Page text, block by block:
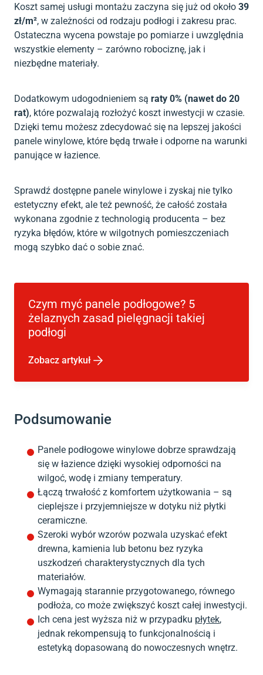
Koszt samej usługi montażu zaczyna się już od około 39
zł/m², w zależności od rodzaju podłogi i zakresu prac.
Ostateczna wycena powstaje po pomiarze i uwzględnia
wszystkie elementy – zarówno robociznę, jak i
niezbędne materiały.
Dodatkowym udogodnieniem są raty 0% (nawet do 20
rat), które pozwalają rozłożyć koszt inwestycji w czasie.
Dzięki temu możesz zdecydować się na lepszej jakości
panele winylowe, które będą trwałe i odporne na warunki
panujące w łazience.
Sprawdź dostępne panele winylowe i zyskaj nie tylko
estetyczny efekt, ale też pewność, że całość została
wykonana zgodnie z technologią producenta – bez
ryzyka błędów, które w wilgotnych pomieszczeniach
mogą szybko dać o sobie znać.
Czym myć panele podłogowe? 5
żelaznych zasad pielęgnacji takiej
podłogi
Zobacz artykuł
Podsumowanie
Panele podłogowe winylowe dobrze sprawdzają
się w łazience dzięki wysokiej odporności na
wilgoć, wodę i zmiany temperatury.
Łączą trwałość z komfortem użytkowania – są
cieplejsze i przyjemniejsze w dotyku niż płytki
ceramiczne.
Szeroki wybór wzorów pozwala uzyskać efekt
drewna, kamienia lub betonu bez ryzyka
uszkodzeń charakterystycznych dla tych
materiałów.
Wymagają starannie przygotowanego, równego
podłoża, co może zwiększyć koszt całej inwestycji.
Ich cena jest wyższa niż w przypadku płytek,
jednak rekompensują to funkcjonalnością i
estetyką dopasowaną do nowoczesnych wnętrz.